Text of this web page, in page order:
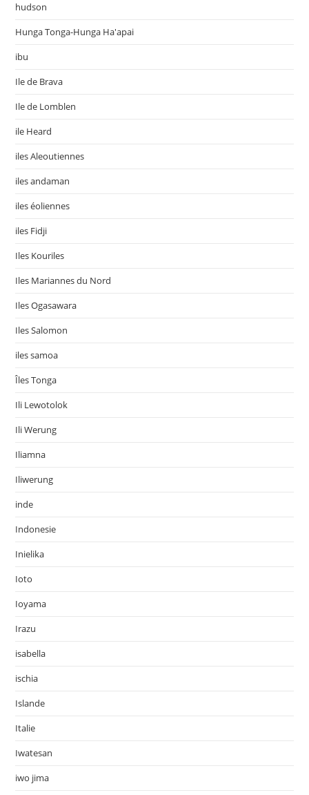
hudson
Hunga Tonga-Hunga Ha'apai
ibu
Ile de Brava
Ile de Lomblen
ile Heard
iles Aleoutiennes
iles andaman
iles éoliennes
iles Fidji
Iles Kouriles
Iles Mariannes du Nord
Iles Ogasawara
Iles Salomon
iles samoa
Îles Tonga
Ili Lewotolok
Ili Werung
Iliamna
Iliwerung
inde
Indonesie
Inielika
Ioto
Ioyama
Irazu
isabella
ischia
Islande
Italie
Iwatesan
iwo jima